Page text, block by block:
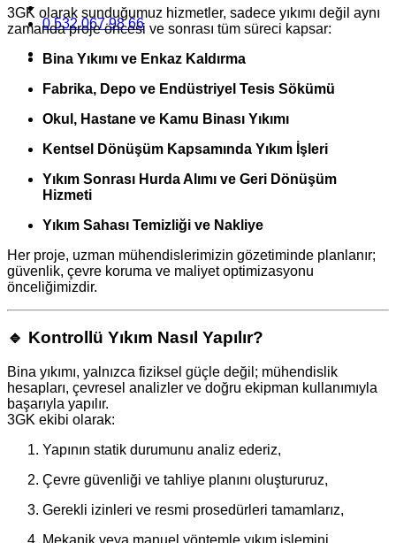
0 532 067 98 66
3GK olarak sunduğumuz hizmetler, sadece yıkımı değil aynı
zamanda proje öncesi ve sonrası tüm süreci kapsar:
Bina Yıkımı ve Enkaz Kaldırma
Fabrika, Depo ve Endüstriyel Tesis Sökümü
Okul, Hastane ve Kamu Binası Yıkımı
Kentsel Dönüşüm Kapsamında Yıkım İşleri
Yıkım Sonrası Hurda Alımı ve Geri Dönüşüm
Hizmeti
Yıkım Sahası Temizliği ve Nakliye
Her proje, uzman mühendislerimizin gözetiminde planlanır;
güvenlik, çevre koruma ve maliyet optimizasyonu
önceliğimizdir.
🔹 Kontrollü Yıkım Nasıl Yapılır?
Bina yıkımı, yalnızca fiziksel güçle değil; mühendislik
hesapları, çevresel analizler ve doğru ekipman kullanımıyla
başarıyla yapılır.
3GK ekibi olarak:
Yapının statik durumunu analiz ederiz,
Çevre güvenliği ve tahliye planını oluştururuz,
Gerekli izinleri ve resmi prosedürleri tamamlarız,
Mekanik veya manuel yöntemle yıkım işlemini